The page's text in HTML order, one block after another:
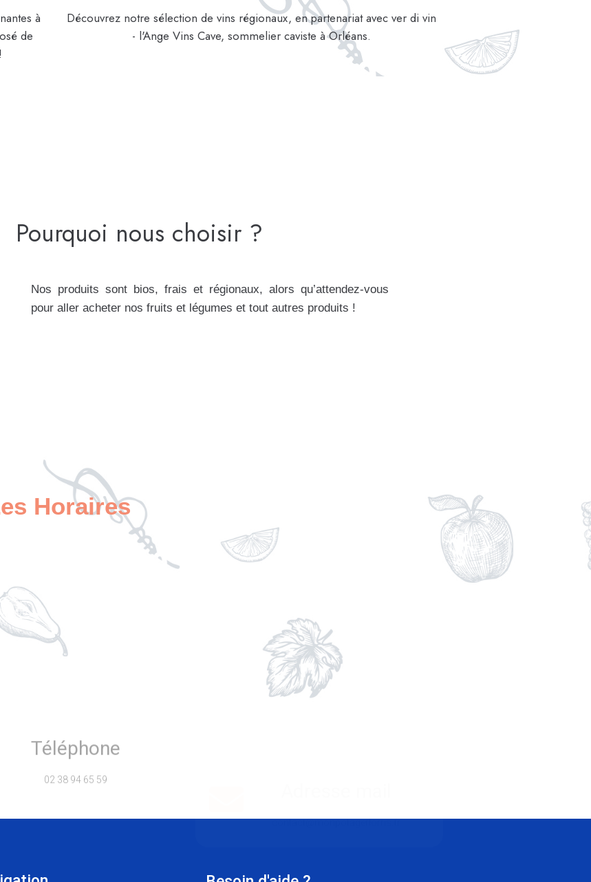
à
de
Découvrez notre sélection de vins régionaux, en partenariat avec ver di vin
- l'Ange Vins Cave, sommelier caviste à Orléans.
Pourquoi nous choisir ?
Nos produits sont bios, frais et régionaux, alors qu’attendez-vous
pour aller acheter nos fruits et légumes et tout autres produits !
Horaires
02 38 94 65 59